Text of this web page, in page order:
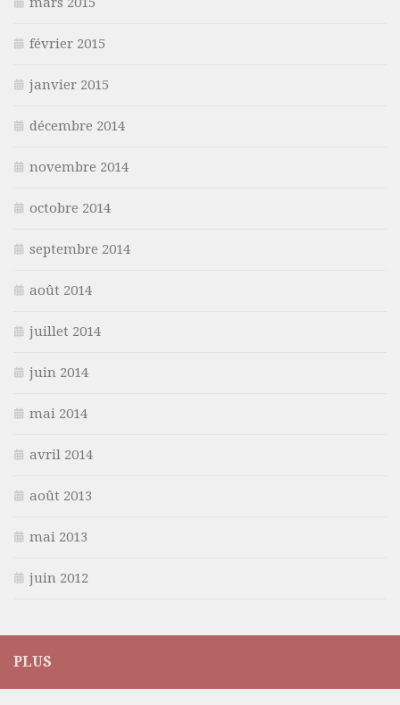
février 2015
janvier 2015
décembre 2014
novembre 2014
octobre 2014
septembre 2014
août 2014
juillet 2014
juin 2014
mai 2014
avril 2014
août 2013
mai 2013
juin 2012
PLUS